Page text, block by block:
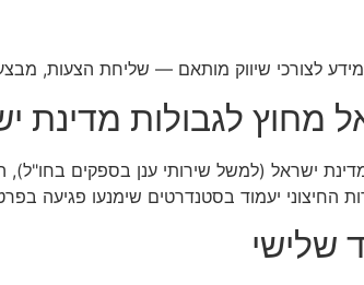
לצורכי שיווק מותאם — שליחת הצעות,
ישראל (למשל שירותי ענן בספקים
יעמוד בסטנדרטים שימנעו פגיעה